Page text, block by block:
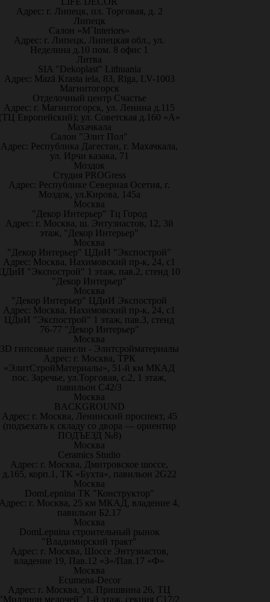
Адрес: г. Липецк, пл. Торговая, д. 2
Липецк
Салон «M`Interiors»
Адрес: г. Липецк, Липецкая обл., ул.
Неделина д.10 пом. 8 офис 1
Литва
SIA "Dekoplast" Lithuania
Адрес: Mazā Krasta iela, 83, Rīga, LV-1003
Магнитогорск
Отделочный центр Счастье
Адрес: г. Магнитогорск, ул. Ленина д.115
Европейский); ул. Советская д.160 «А»
Махачкала
Салон "Элит Пол"
Адрес: Республика Дагестан, г. Махачкала,
ул. Ирчи казака, 71
Моздок
Студия PROGress
Адрес: Республике Северная Осетия, г.
Моздок, ул.Кирова, 145а
Москва
"Декор Интерьер" Тц Город
Адрес: г. Москва, ш. Энтузиастов, 12, 3й
этаж, "Декор Интерьер"
Москва
"Декор Интерьер" ЦДиИ "Экспострой"
Адрес: Москва, Нахимовский пр-к, 24, с1
"Экспострой" 1 этаж, пав.2, стенд 10
"Декор Интерьер"
Москва
"Декор Интерьер" ЦДиИ Экспострой
Адрес: Москва, Нахимовский пр-к, 24, с1
ЦДиИ "Экспострой" 1 этаж, пав.3, стенд
76-77 "Декор Интерьер"
Москва
3D гипсовые панели - Элитсройматериалы
Адрес: г. Москва, ТРК
«ЭлитСтройМатериалы», 51-й км МКАД
пос. Заречье, ул.Торговая, с.2, 1 этаж,
павильон С42/3
Москва
BACKGROUND
Адрес: г. Москва, Ленинский проспект, 45
(подъехать к складу со двора — ориентир
ПОДЪЕЗД №8)
Москва
Ceramics Studio
Адрес: г. Москва, Дмитровское шоссе,
д.165, корп.1, ТК «Бухта», павильон 2G22
Москва
DomLepnina ТК "Конструктор"
г. Москва, 25 км МКАД, владение 4,
павильон Б2.17
Москва
DomLepnina строительный рынок
"Владимирский тракт"
Адрес: г. Москва, Шоссе Энтузиастов,
владение 19, Пав.12 «З»/Пав.17 «Ф»
Москва
Ecumena-Decor
Адрес: г. Москва, ул. Пришвина 26, ТЦ
мелочей" 1-й этаж, секция С17/2